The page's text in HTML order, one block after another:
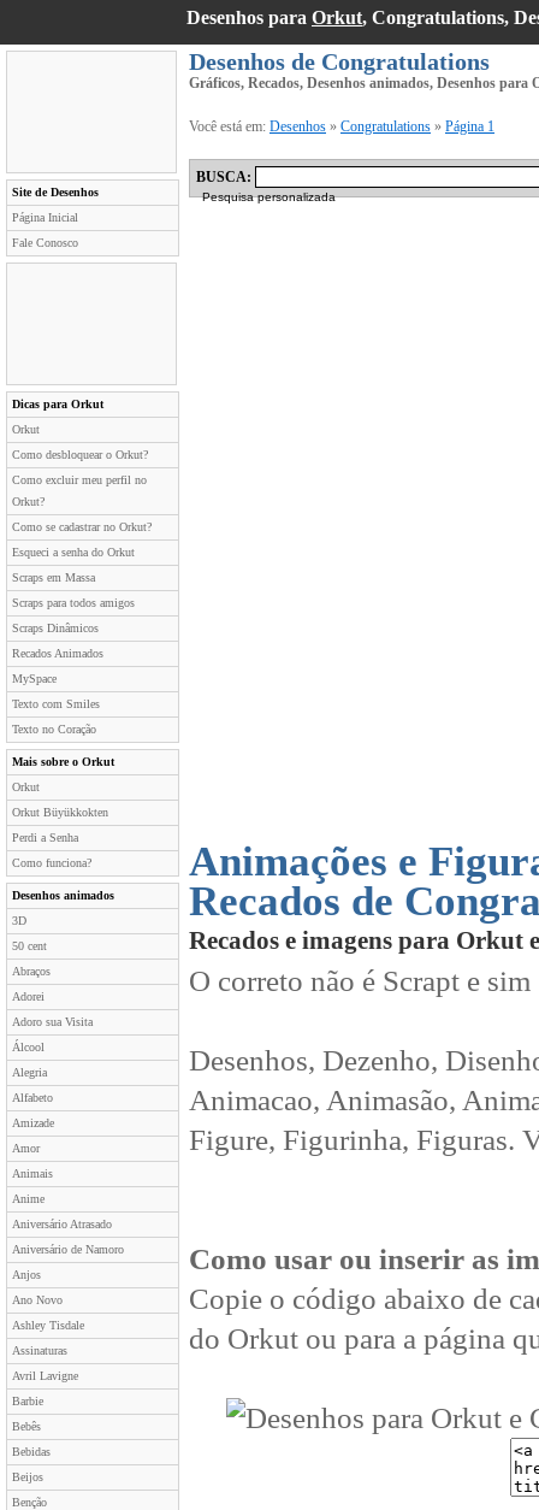
Desenhos para Orkut, Congratulations,
Site de Desenhos
Página Inicial
Fale Conosco
Dicas para Orkut
Orkut
Como desbloquear o Orkut?
Como excluir meu perfil no
Orkut?
Como se cadastrar no Orkut?
Esqueci a senha do Orkut
Scraps em Massa
Scraps para todos amigos
Scraps Dinâmicos
Recados Animados
MySpace
Texto com Smiles
Texto no Coração
Mais sobre o Orkut
Orkut
Orkut Büyükkokten
Perdi a Senha
Como funciona?
Desenhos animados
3D
50 cent
Abraços
Adorei
Adoro sua Visita
Álcool
Alegria
Alfabeto
Amizade
Amor
Animais
Anime
Aniversário Atrasado
Aniversário de Namoro
Anjos
Ano Novo
Ashley Tisdale
Assinaturas
Avril Lavigne
Barbie
Bebês
Bebidas
Beijos
Benção
Desenhos de Congratulations
Gráficos, Recados, Desenhos animados, Desenhos
Você está em: Desenhos » Congratulations » Página 1
BUSCA:
Pesquisa personalizada
Animações e
Recados de
Recados e imagens para Orkut
O correto não é Scrapt e
Desenhos, Dezenho,
Animacao, Animasão,
Figure, Figurinha, Figuras.
Como usar ou inserir as
Copie o código abaixo de
do Orkut ou para a página